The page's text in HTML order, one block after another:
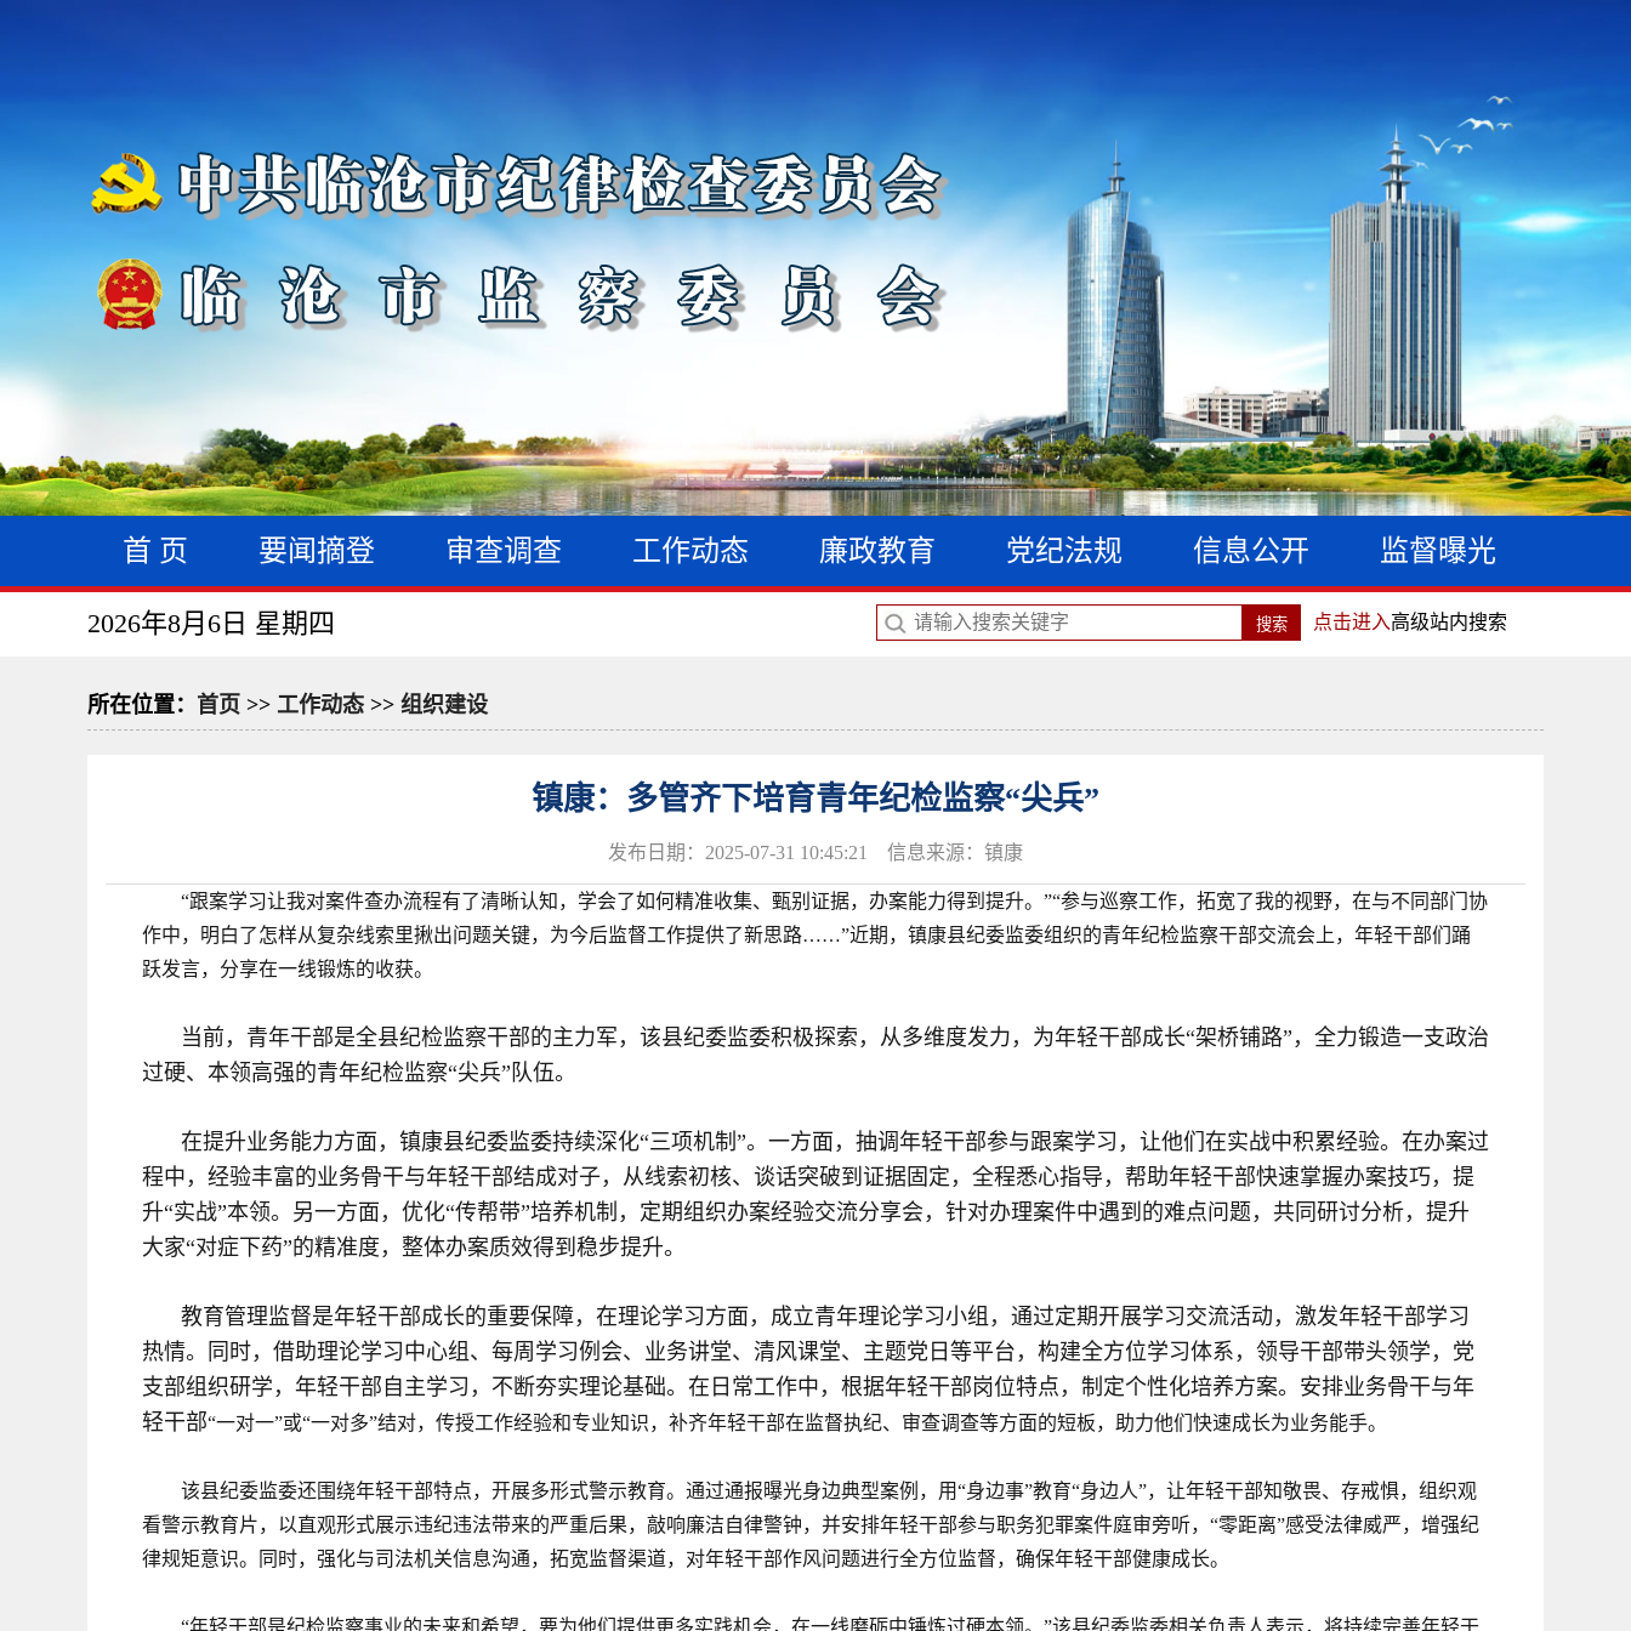
首 页 要闻摘登 审查调查 工作动态 廉政教育 党纪法规 信息公开 监督曝光
2026年8月6日 星期四 点击进入高级站内搜索
所在位置： 首页 >> 工作动态 >> 组织建设
镇康：多管齐下培育青年纪检监察“尖兵”
发布日期：2025-07-31 10:45:21 信息来源：镇康
“跟案学习让我对案件查办流程有了清晰认知，学会了如何精准收集、甄别证据，办案能力得到提升。”“参与巡察工作，拓宽了我的视野，在与不同部门协
作中，明白了怎样从复杂线索里揪出问题关键，为今后监督工作提供了新思路……”近期，镇康县纪委监委组织的青年纪检监察干部交流会上，年轻干部们踊
跃发言，分享在一线锻炼的收获。
当前，青年干部是全县纪检监察干部的主力军，该县纪委监委积极探索，从多维度发力，为年轻干部成长“架桥铺路”，全力锻造一支政治
过硬、本领高强的青年纪检监察“尖兵”队伍。
在提升业务能力方面，镇康县纪委监委持续深化“三项机制”。一方面，抽调年轻干部参与跟案学习，让他们在实战中积累经验。在办案过
程中，经验丰富的业务骨干与年轻干部结成对子，从线索初核、谈话突破到证据固定，全程悉心指导，帮助年轻干部快速掌握办案技巧，提
升“实战”本领。另一方面，优化“传帮带”培养机制，定期组织办案经验交流分享会，针对办理案件中遇到的难点问题，共同研讨分析，提升
大家“对症下药”的精准度，整体办案质效得到稳步提升。
教育管理监督是年轻干部成长的重要保障，在理论学习方面，成立青年理论学习小组，通过定期开展学习交流活动，激发年轻干部学习
热情。同时，借助理论学习中心组、每周学习例会、业务讲堂、清风课堂、主题党日等平台，构建全方位学习体系，领导干部带头领学，党
支部组织研学，年轻干部自主学习，不断夯实理论基础。在日常工作中，根据年轻干部岗位特点，制定个性化培养方案。安排业务骨干与年
轻干部“一对一”或“一对多”结对，传授工作经验和专业知识，补齐年轻干部在监督执纪、审查调查等方面的短板，助力他们快速成长为业务能手。
该县纪委监委还围绕年轻干部特点，开展多形式警示教育。通过通报曝光身边典型案例，用“身边事”教育“身边人”，让年轻干部知敬畏、存戒惧，组织观
看警示教育片，以直观形式展示违纪违法带来的严重后果，敲响廉洁自律警钟，并安排年轻干部参与职务犯罪案件庭审旁听，“零距离”感受法律威严，增强纪
律规矩意识。同时，强化与司法机关信息沟通，拓宽监督渠道，对年轻干部作风问题进行全方位监督，确保年轻干部健康成长。
“年轻干部是纪检监察事业的未来和希望，要为他们提供更多实践机会，在一线磨砺中锤炼过硬本领。”该县纪委监委相关负责人表示，将持续完善年轻干